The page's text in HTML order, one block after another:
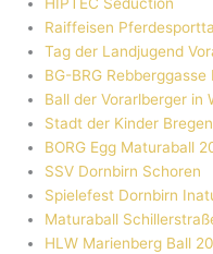
Raiffeisen
Tag der Landjugend
BG-BRG Rebberggasse
Ball der Vorarlberger in
Stadt der Kinder
BORG Egg Maturaball
SSV Dornbirn Schoren
Spielefest Dornbirn
Maturaball
HLW Marienberg Ball